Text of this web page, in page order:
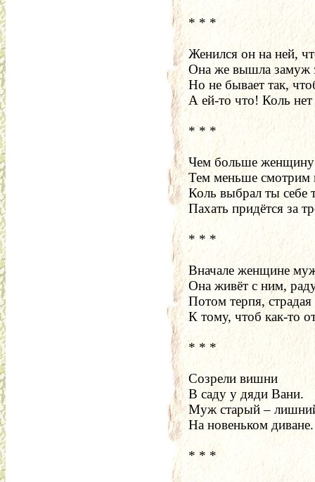
* * *
Женился он на ней,
Она же вышла замуж
Но не бывает так,
А ей-то что! Коль
* * *
Чем больше
Тем меньше смотрим
Коль выбрал ты себе
Пахать придётся за
* * *
Вначале женщине
Она живёт с ним,
Потом терпя, страдая
К тому, чтоб как-то
* * *
Созрели вишни
В саду у дяди Вани.
Муж старый –
На новеньком
* * *